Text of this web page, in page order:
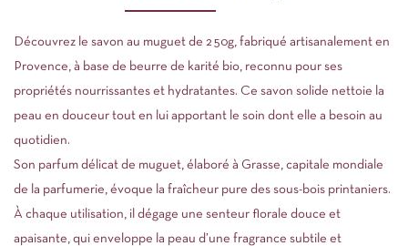
Découvrez le savon au muguet de 250g, fabriqué artisanalement en
Provence, à base de beurre de karité bio, reconnu pour ses
propriétés nourrissantes et hydratantes. Ce savon solide nettoie la
peau en douceur tout en lui apportant le soin dont elle a besoin au
quotidien.
Son parfum délicat de muguet, élaboré à Grasse, capitale mondiale
de la parfumerie, évoque la fraîcheur pure des sous-bois printaniers.
À chaque utilisation, il dégage une senteur florale douce et
apaisante, qui enveloppe la peau d’une fragrance subtile et